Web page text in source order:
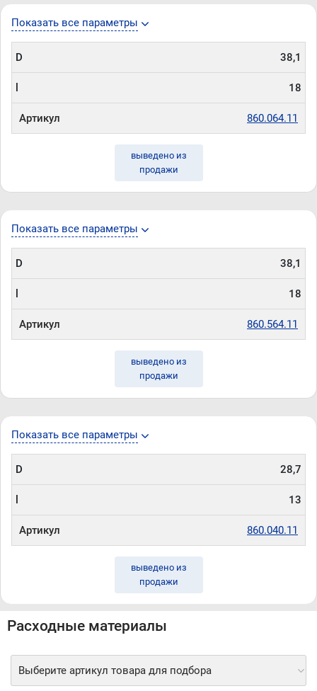
Показать все параметры
D 38,1
18
Артикул 860.064.11
выведено из
продажи
Показать все параметры
D 38,1
18
Артикул 860.564.11
выведено из
продажи
Показать все параметры
D 28,7
13
Артикул 860.040.11
выведено из
продажи
Расходные материалы
Выберите артикул товара для подбора